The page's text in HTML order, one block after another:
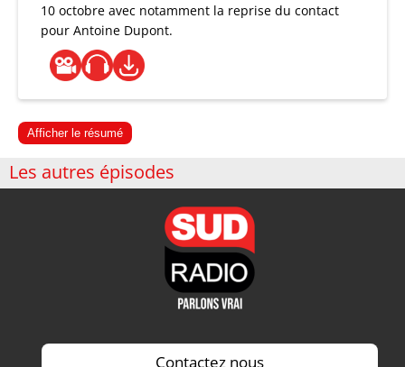
10 octobre avec notamment la reprise du contact
pour Antoine Dupont.
Afficher le résumé
Les autres épisodes
Contactez nous